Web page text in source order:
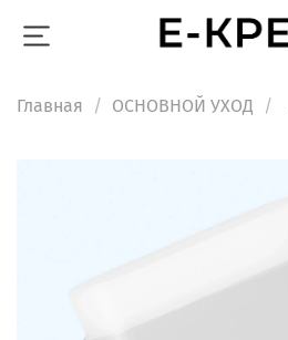
Главная ОСНОВНОЙ УХОД